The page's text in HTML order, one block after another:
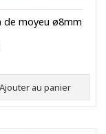
de moyeu ø8mm
au panier